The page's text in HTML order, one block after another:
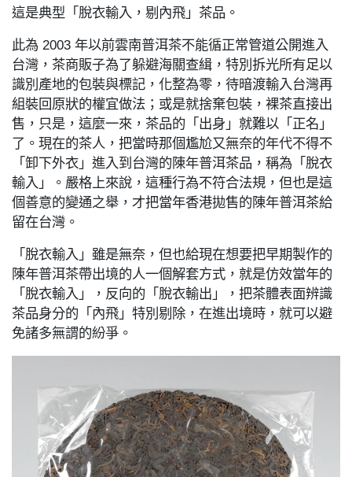
這是典型「脫衣輸入，剔內飛」茶品。
此為 2003 年以前雲南普洱茶不能循正常管道公開進入
台灣，茶商販子為了躲避海關查緝，特別拆光所有足以
識別產地的包裝與標記，化整為零，待暗渡輸入台灣再
組裝回原狀的權宜做法；或是就捨棄包裝，裸茶直接出
售，只是，這麼一來，茶品的「出身」就難以「正名」
了。現在的茶人，把當時那個尷尬又無奈的年代不得不
「卸下外衣」進入到台灣的陳年普洱茶品，稱為「脫衣
輸入」。嚴格上來說，這種行為不符合法規，但也是這
個善意的變通之舉，才把當年香港拋售的陳年普洱茶給
留在台灣。
「脫衣輸入」雖是無奈，但也給現在想要把早期製作的
陳年普洱茶帶出境的人一個解套方式，就是仿效當年的
「脫衣輸入」，反向的「脫衣輸出」，把茶體表面辨識
茶品身分的「內飛」特別剔除，在進出境時，就可以避
免諸多無謂的紛爭。